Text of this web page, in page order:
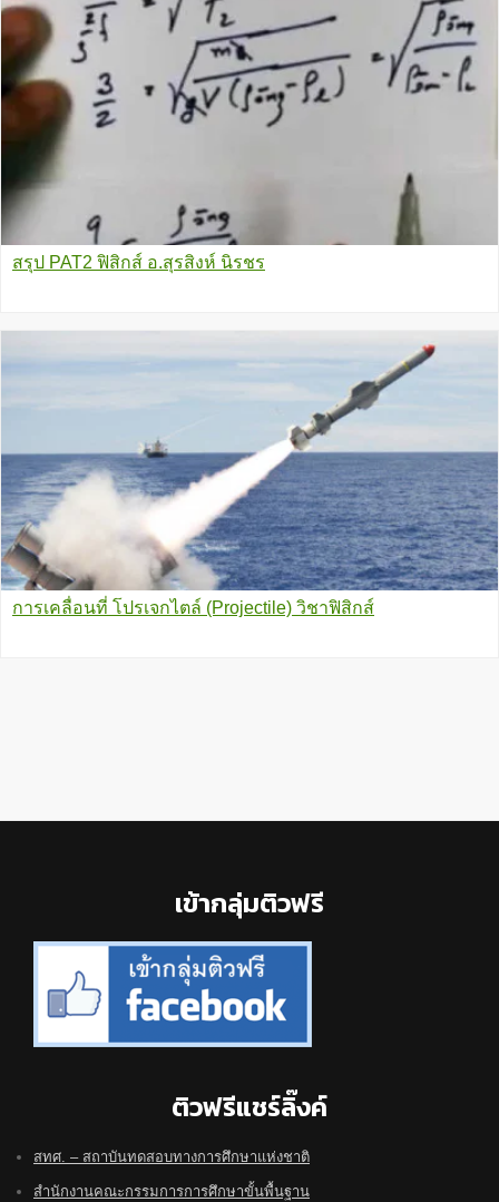
สรุป PAT2 ฟิสิกส์ อ.สุรสิงห์ นิรชร
การเคลื่อนที่ โปรเจกไตล์ (Projectile) วิชาฟิสิกส์
เข้ากลุ่มติวฟรี
ติวฟรีแชร์ลิ๊งค์
สทศ. – สถาบันทดสอบทางการศึกษาแห่งชาติ
สำนักงานคณะกรรมการการศึกษาขั้นพื้นฐาน